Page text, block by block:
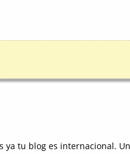
ya tu blog es internacional.